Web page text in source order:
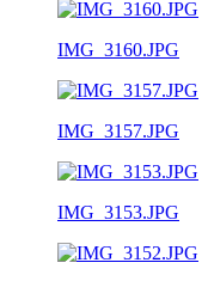
IMG_3160.JPG
IMG_3157.JPG
IMG_3153.JPG